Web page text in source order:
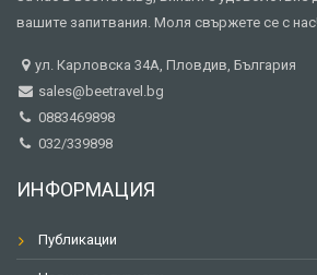
вашите запитвания. Моля свържете се с нас!
ул. Карловска 34А, Пловдив, България
sales@beetravel.bg
0883469898
032/339898
ИНФОРМАЦИЯ
Публикации